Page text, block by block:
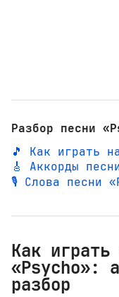
Разбор песни
🎵 Как играть
🎸 Аккорды
🎙️ Слова песни
Как
«Psycho»:
разбор